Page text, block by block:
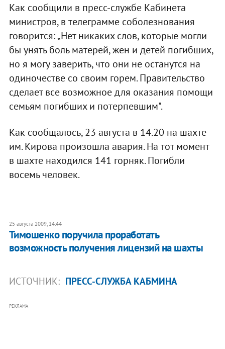
Как сообщили в пресс-службе Кабинета
министров, в телеграмме соболезнования
говорится: „Нет никаких слов, которые могли
бы унять боль матерей, жен и детей погибших,
но я могу заверить, что они не останутся на
одиночестве со своим горем. Правительство
сделает все возможное для оказания помощи
семьям погибших и потерпевшим".
Как сообщалось, 23 августа в 14.20 на шахте
им. Кирова произошла авария. На тот момент
в шахте находился 141 горняк. Погибли
восемь человек.
25 августа 2009, 14:44
Тимошенко поручила проработать
возможность получения лицензий на шахты
ИСТОЧНИК: ПРЕСС-СЛУЖБА КАБМИНА
РЕКЛАМА